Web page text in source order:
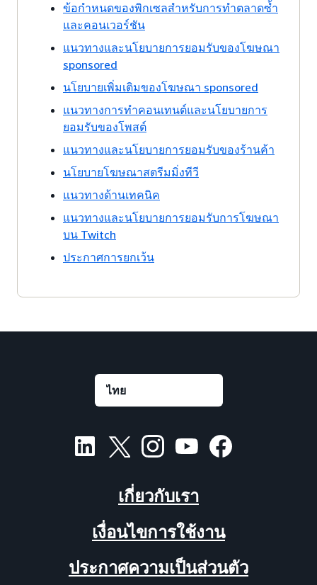
ข้อกำหนดของพิกเซลสำหรับการทำตลาดซ้ำ
และคอนเวอร์ชัน
แนวทางและนโยบายการยอมรับของโฆษณา
sponsored
นโยบายเพิ่มเติมของโฆษณา sponsored
แนวทางการทำคอนเทนต์และนโยบายการ
ยอมรับของโพสต์
แนวทางและนโยบายการยอมรับของร้านค้า
นโยบายโฆษณาสตรีมมิ่งทีวี
แนวทางด้านเทคนิค
แนวทางและนโยบายการยอมรับการโฆษณา
บน Twitch
ประกาศการยกเว้น
เกี่ยวกับเรา
เงื่อนไขการใช้งาน
ประกาศความเป็นส่วนตัว